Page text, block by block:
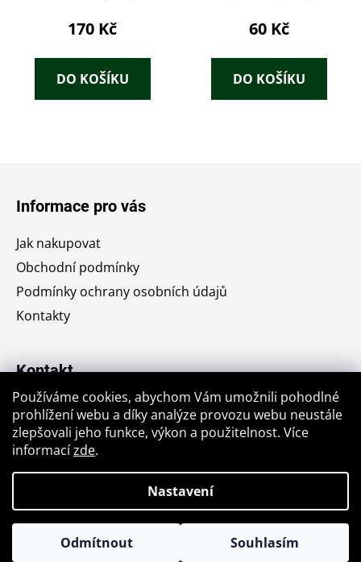
Používáme cookies, abychom Vám umožnili pohodlné
prohlížení webu a díky analýze provozu webu neustále
zlepšovali jeho funkce, výkon a použitelnost. Více
informacízde.
Nastavení
Odmítnout Souhlasím
170 Kč
DO KOŠÍKU
60 Kč
DO KOŠÍKU
Informace pro vás
Jak nakupovat
Obchodní podmínky
Podmínky ochrany osobních údajů
Kontakty
Kontakt
jiri.krajic@seznam.cz
+420776764176
Vytvořil Shoptet
Copyright 2026Antikvariát u stromu. Všechna práva